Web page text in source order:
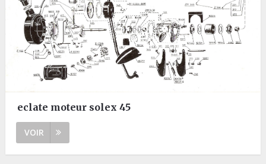
eclate moteur solex 45
VOIR